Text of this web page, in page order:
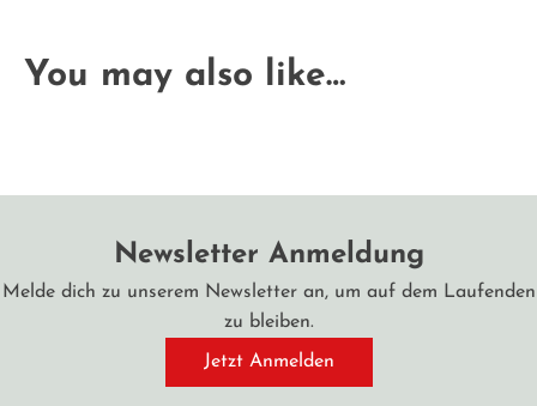
You may also like…
Newsletter Anmeldung
Melde dich zu unserem Newsletter an, um auf dem Laufenden
zu bleiben.
Jetzt Anmelden